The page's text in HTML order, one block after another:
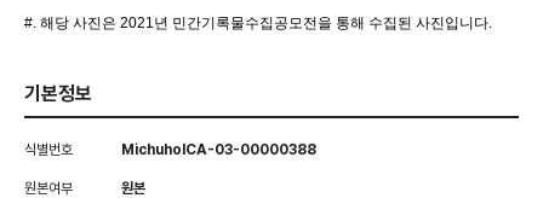
#. 해당 사진은 2021년 민간기록물수집공모전을 통해 수집된 사진입니다.
기본정보
식별번호 MichuholCA-03-00000388
원본여부 원본